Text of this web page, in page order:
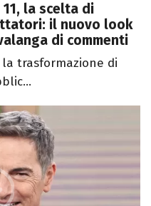
la scelta di
il nuovo look
di commenti
la trasformazione di